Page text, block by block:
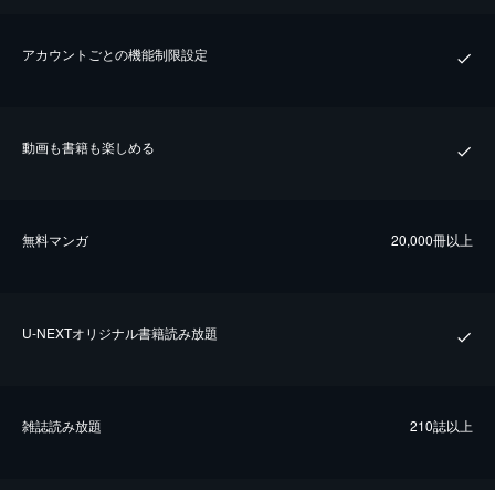
アカウントごとの機能制限設定
動画も書籍も楽しめる
無料マンガ 20,000冊以上
U-NEXTオリジナル書籍読み放題
雑誌読み放題 210誌以上